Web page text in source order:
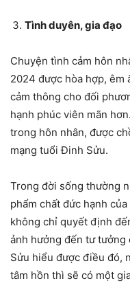
Tình duyên, gia đạo
Chuyện tình cảm hôn
2024 được hòa hợp, êm
cảm thông cho đối
hạnh phúc viên mãn
trong hôn nhân, được
mạng tuổi Đinh Sửu.
Trong đời sống thường
phẩm chất đức hạnh
không chỉ quyết định
ảnh hưởng đến tư tưởng
Sửu hiểu được điều đó,
tâm hồn thì sẽ có một